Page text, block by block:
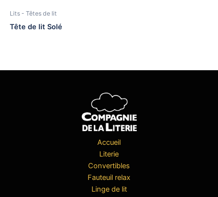
Lits - Têtes de lit
Tête de lit Solé
Accueil
Literie
Convertibles
Fauteuil relax
Linge de lit